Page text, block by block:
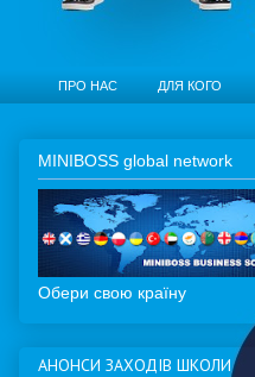
ПРО НАС ДЛЯ КОГО
MINIBOSS global network
Обери свою країну
АНОНСИ ЗАХОДІВ ШКОЛИ